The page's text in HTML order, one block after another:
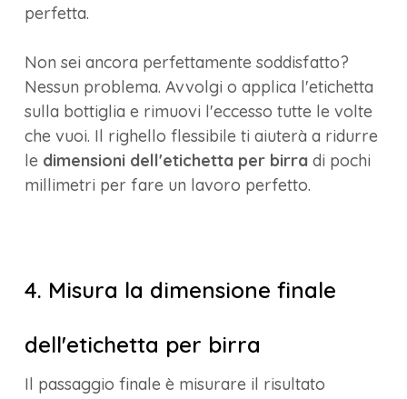
perfetta.
Non sei ancora perfettamente soddisfatto?
Nessun problema. Avvolgi o applica l'etichetta
sulla bottiglia e rimuovi l'eccesso tutte le volte
che vuoi. Il righello flessibile ti aiuterà a ridurre
le dimensioni dell'etichetta per birra di pochi
millimetri per fare un lavoro perfetto.
4. Misura la dimensione finale
dell'etichetta per birra
Il passaggio finale è misurare il risultato